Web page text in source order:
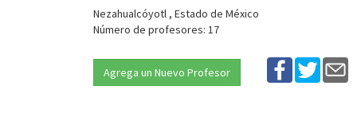
Nezahualcóyotl , Estado de México
Número de profesores: 17
Agrega un Nuevo Profesor